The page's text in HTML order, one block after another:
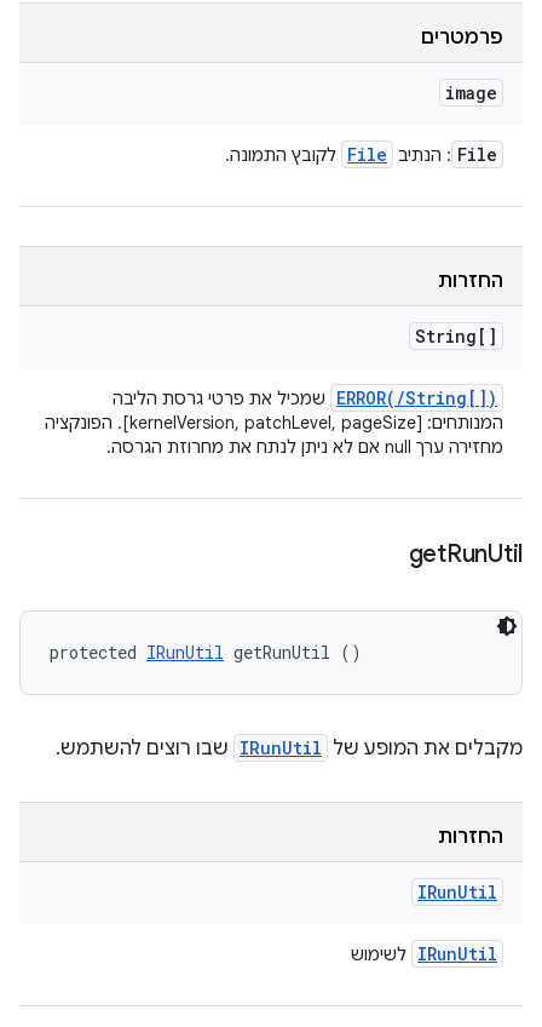
פרמטרים
image
File : הנתיב File לקובץ התמונה.
החזרות
String[]
ERROR( /String[])
שמכיל את פרטי גרסת הליבה
המנותחים: [kernelVersion, patchLevel, pageSize]. הפונקציה
מחזירה ערך null אם לא ניתן לנתח את מחרוזת הגרסה.
getRunUtil
protected IRunUtil getRunUtil ()
מקבלים את המופע של IRunUtil שבו רוצים להשתמש.
החזרות
IRunUtil
IRunUtil לשימוש